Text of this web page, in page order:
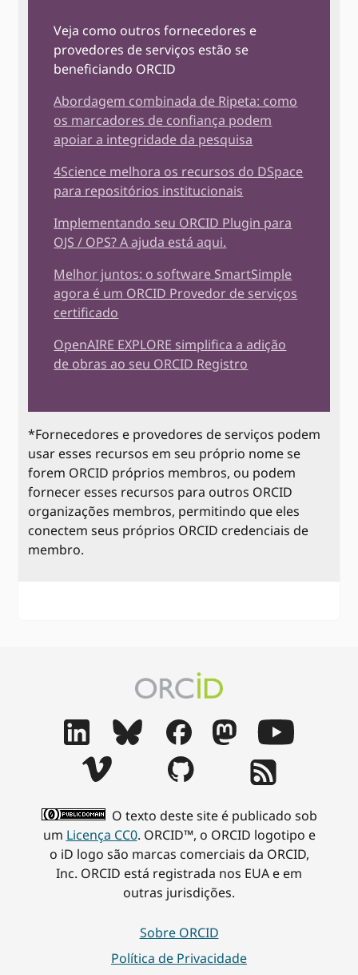
Veja como outros fornecedores e
provedores de serviços estão se
beneficiando ORCID
Abordagem combinada de Ripeta: como
os marcadores de confiança podem
apoiar a integridade da pesquisa
4Science melhora os recursos do DSpace
para repositórios institucionais
Implementando seu ORCID Plugin para
OJS / OPS? A ajuda está aqui.
Melhor juntos: o software SmartSimple
agora é um ORCID Provedor de serviços
certificado
OpenAIRE EXPLORE simplifica a adição
de obras ao seu ORCID Registro
*Fornecedores e provedores de serviços podem
usar esses recursos em seu próprio nome se
forem ORCID próprios membros, ou podem
fornecer esses recursos para outros ORCID
organizações membros, permitindo que eles
conectem seus próprios ORCID credenciais de
membro.
O texto deste site é publicado sob
um Licença CC0. ORCID™, o ORCID logotipo e
o iD logo são marcas comerciais da ORCID,
Inc. ORCID está registrada nos EUA e em
outras jurisdições.
Sobre ORCID
Política de Privacidade